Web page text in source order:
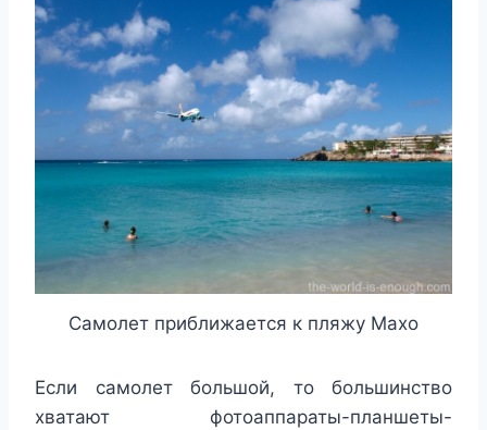
Самолет приближается к пляжу Махо
Если самолет большой, то большинство
хватают фотоаппараты-планшеты-